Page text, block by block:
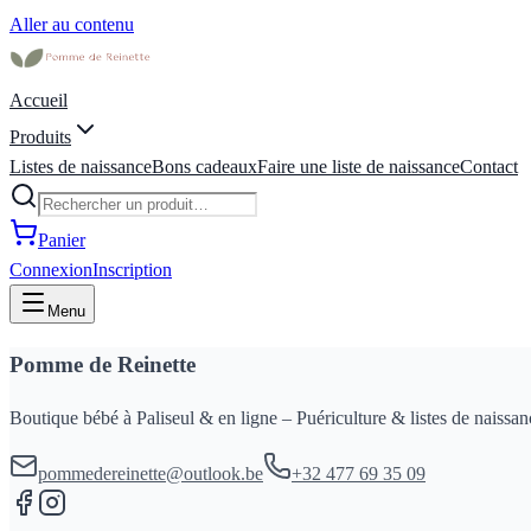
Aller au contenu
Accueil
Produits
Listes de naissanceBons cadeauxFaire une liste de naissanceContact
Panier
ConnexionInscription
Menu
Pomme de Reinette
Boutique bébé à Paliseul & en ligne – Puériculture & listes de
pommedereinette@outlook.be +32 477 69 35 09